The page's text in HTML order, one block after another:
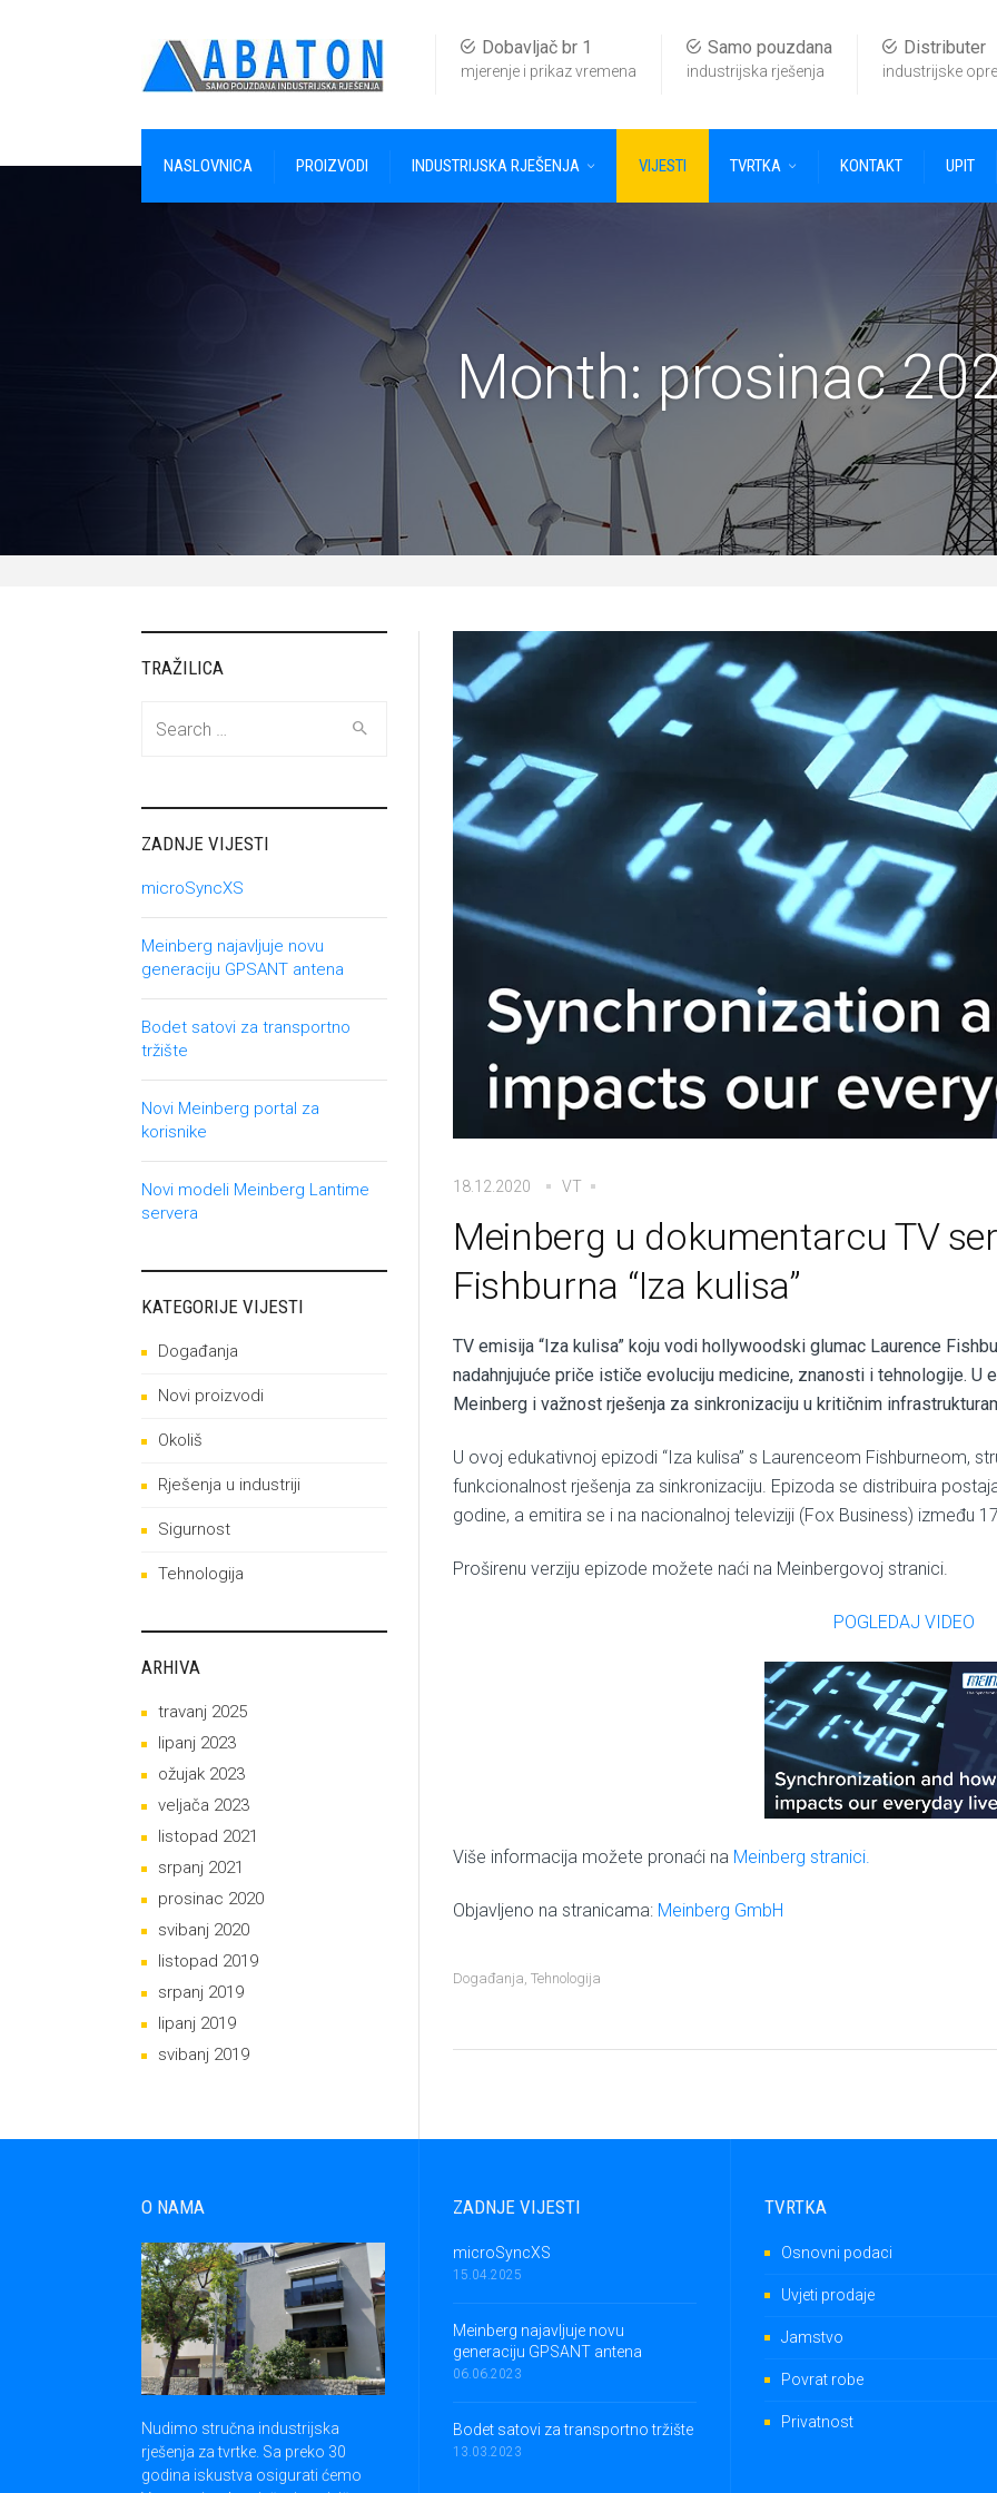
Distributer
industrijske
Samo pouzdana
industrijska rješenja
Dobavljač br 1
mjerenje i prikaz vremena
NASLOVNICA PROIZVODI INDUSTRIJSKA RJEŠENJA VIJESTI TVRTKA KONTAKT UPIT
Month: prosinac
18.12.2020 VT
Meinberg u dokumentarcu TV
Fishburna “Iza kulisa”
TV emisija “Iza kulisa” koju vodi hollywoodski glumac Laurence
nadahnjujuće priče ističe evoluciju medicine, znanosti i tehnologije.
Meinberg i važnost rješenja za sinkronizaciju u kritičnim
U ovoj edukativnoj epizodi “Iza kulisa” s Laurenceom Fishburneom,
funkcionalnost rješenja za sinkronizaciju. Epizoda se distribuira
godine, a emitira se i na nacionalnoj televiziji (Fox Business) između
Proširenu verziju epizode možete naći na Meinbergovoj stranici.
POGLEDAJ VIDEO
Više informacija možete pronaći na Meinberg stranici.
Objavljeno na stranicama: Meinberg GmbH
Događanja Tehnologija
TRAŽILICA
for:
ZADNJE VIJESTI
microSyncXS
Meinberg najavljuje novu
generaciju GPSANT antena
Bodet satovi za transportno
tržište
Novi Meinberg portal za
korisnike
Novi modeli Meinberg Lantime
servera
KATEGORIJE VIJESTI
Događanja
Novi proizvodi
Okoliš
Rješenja u industriji
Sigurnost
Tehnologija
ARHIVA
travanj 2025
lipanj 2023
ožujak 2023
veljača 2023
listopad 2021
srpanj 2021
prosinac 2020
svibanj 2020
listopad 2019
srpanj 2019
lipanj 2019
svibanj 2019
O NAMA
Nudimo stručna industrijska
rješenja za tvrtke. Sa preko 30
godina iskustva osigurati ćemo
ZADNJE VIJESTI
microSyncXS
15.04.2025
Meinberg najavljuje novu
generaciju GPSANT antena
06.06.2023
Bodet satovi za transportno tržište
13.03.2023
TVRTKA
Osnovni podaci
Uvjeti prodaje
Jamstvo
Povrat robe
Privatnost